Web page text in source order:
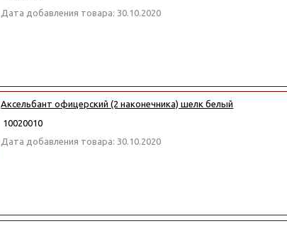
Дата добавления товара: 30.10.2020
Аксельбант офицерский (2 наконечника) шелк белый
10020010
Дата добавления товара: 30.10.2020